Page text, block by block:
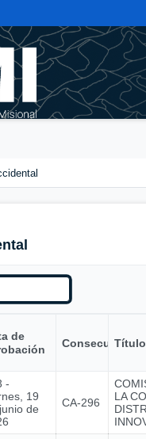
de
ConsecutivoTítulo
-
19
de
CA-296
LA